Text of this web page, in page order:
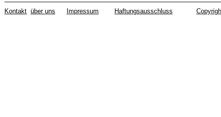
Kontakt über uns Impressum Haftungsausschluss